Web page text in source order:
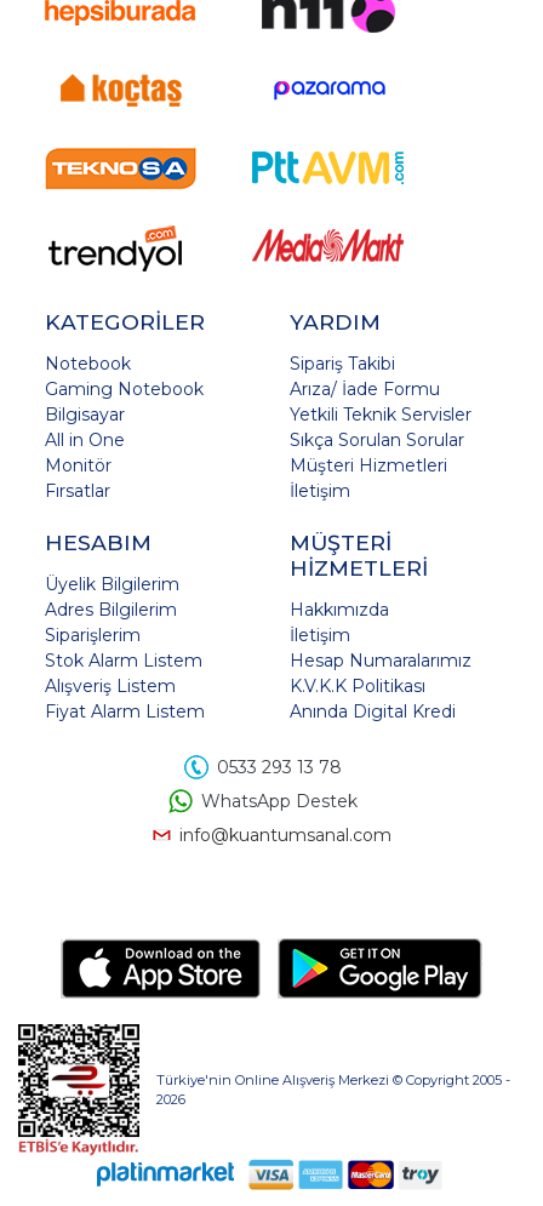
KATEGORİLER
Notebook
Gaming Notebook
Bilgisayar
All in One
Monitör
Fırsatlar
YARDIM
Sipariş Takibi
Arıza/ İade Formu
Yetkili Teknik Servisler
Sıkça Sorulan Sorular
Müşteri Hizmetleri
İletişim
HESABIM
Üyelik Bilgilerim
Adres Bilgilerim
Siparişlerim
Stok Alarm Listem
Alışveriş Listem
Fiyat Alarm Listem
MÜŞTERİ
HİZMETLERİ
Hakkımızda
İletişim
Hesap Numaralarımız
K.V.K.K Politikası
Anında Digital Kredi
0533 293 13 78
WhatsApp Destek
info@kuantumsanal.com
Türkiye'nin Online Alışveriş Merkezi © Copyright 2005 -
2026